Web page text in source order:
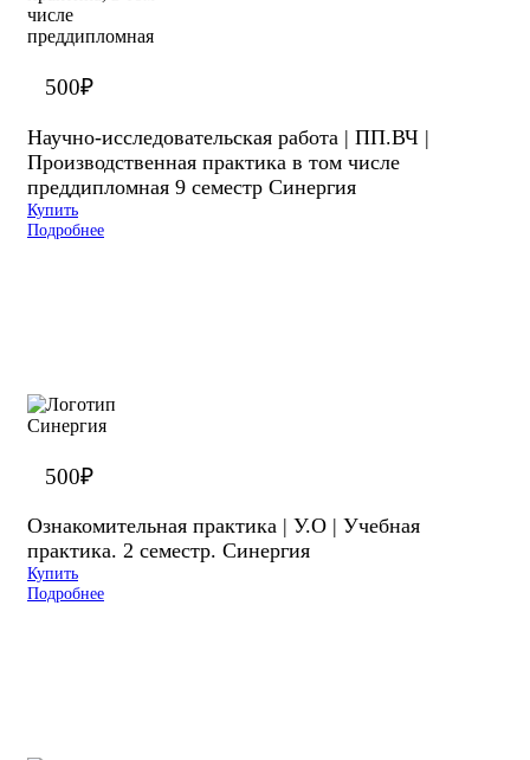
500₽
Научно-исследовательская работа | ПП.ВЧ |
Производственная практика в том числе
преддипломная 9 семестр Синергия
Купить
Подробнее
500₽
Ознакомительная практика | У.О | Учебная
практика. 2 семестр. Синергия
Купить
Подробнее